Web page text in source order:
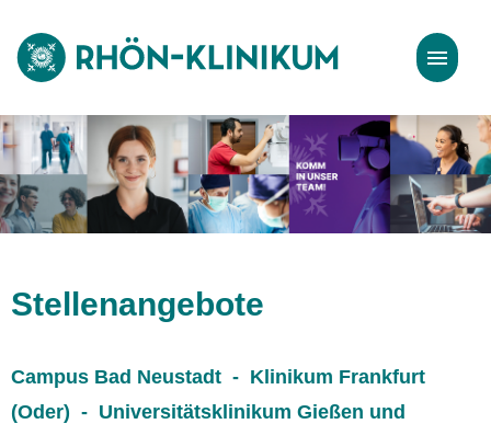
Stellenangebote
Bewerbungstipps
Stellenangebote
Campus Bad Neustadt - Klinikum Frankfurt
(Oder) - Universitätsklinikum Gießen und